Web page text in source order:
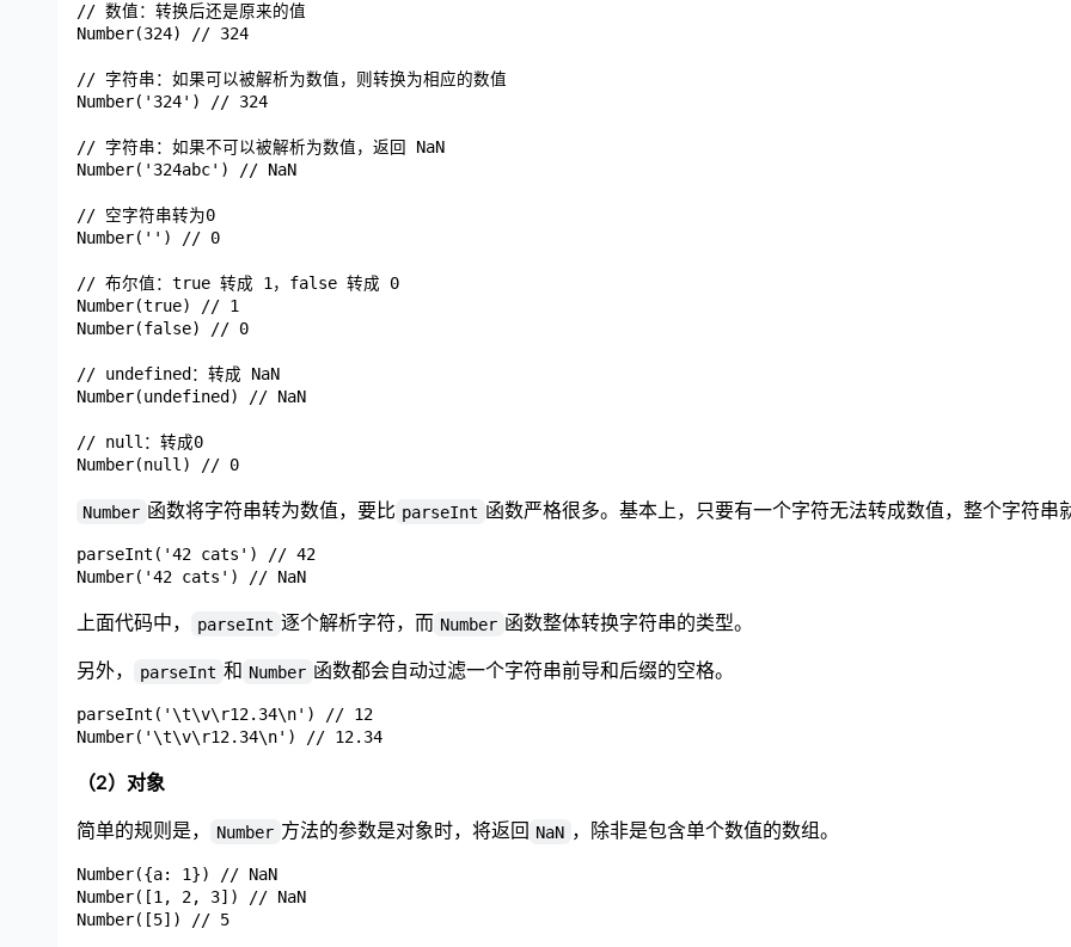
// 数值：转换后还是原来的值
Number(324) // 324
// 字符串：如果可以被解析为数值，则转换为相应的数值
Number('324') // 324
// 字符串：如果不可以被解析为数值，返回 NaN
Number('324abc') // NaN
// 空字符串转为0
Number('') // 0
// 布尔值：true 转成 1，false 转成 0
Number(true) // 1
Number(false) // 0
// undefined：转成 NaN
Number(undefined) // NaN
// null：转成0
Number 函数将字符串转为数值，要比 parseInt 函数严格很多。基本上，只要有一个字符无法转成数值，整个字符串
parseInt('42 cats') // 42
上面代码中， parseInt 逐个解析字符，而 Number 函数整体转换字符串的类型。
另外，
parseInt 和 Number 函数都会自动过滤一个字符串前导和后缀的空格。
parseInt('\t\v\r12.34\n') // 12
（2）对象
简单的规则是，
Number 方法的参数是对象时，将返回 NaN ，除非是包含单个数值的数组。
Number({a: 1}) // NaN
Number([1, 2, 3]) // NaN